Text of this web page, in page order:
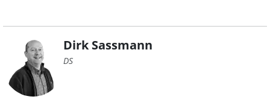
Dirk Sassmann
DS